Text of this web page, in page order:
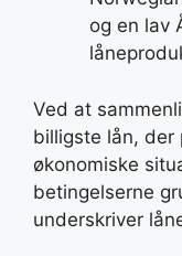
og en lav
Ved at
billigste lån, der
økonomiske
betingelserne
underskriver